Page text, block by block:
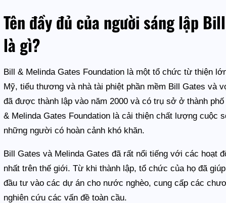
Tên đầy đủ của người sáng lập
là gì?
Bill & Melinda Gates Foundation là một tổ chức từ thiện
Mỹ, tiểu thương và nhà tài phiệt phần mềm Bill Gates và
đã được thành lập vào năm 2000 và có trụ sở ở thành
& Melinda Gates Foundation là cải thiện chất lượng cuộc
những người có hoàn cảnh khó khăn.
Bill Gates và Melinda Gates đã rất nổi tiếng với các hoạt
nhất trên thế giới. Từ khi thành lập, tổ chức của họ đã
đầu tư vào các dự án cho nước nghèo, cung cấp các
nghiên cứu các vấn đề toàn cầu.